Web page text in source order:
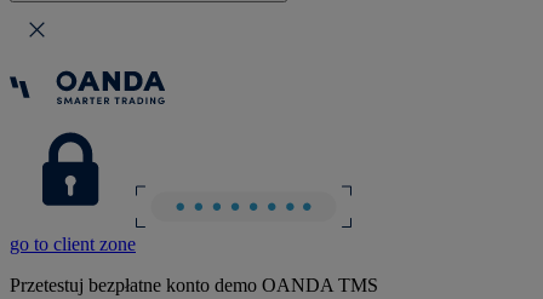
go to client zone
Przetestuj bezpłatne konto demo OANDA TMS